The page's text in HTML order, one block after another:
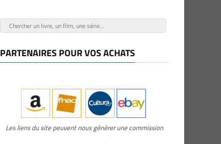
PARTENAIRES POUR VOS ACHATS
Les liens du site peuvent nous générer une commission